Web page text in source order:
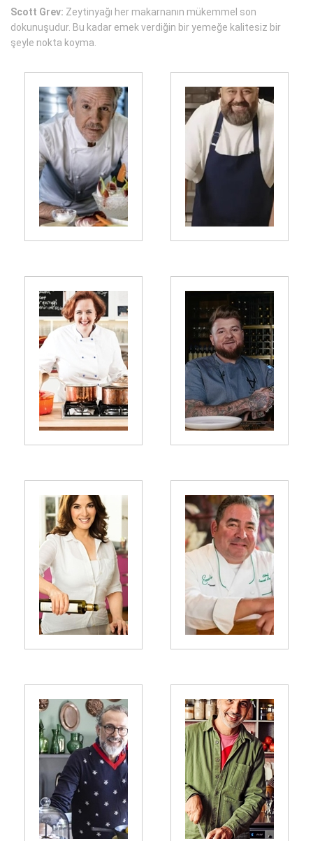
Scott Grev: Zeytinyağı her makarnanın mükemmel son
dokunuşudur. Bu kadar emek verdiğin bir yemeğe kalitesiz bir
şeyle nokta koyma.